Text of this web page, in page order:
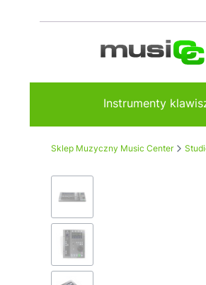
Instrumenty
Sklep Muzyczny Music Center